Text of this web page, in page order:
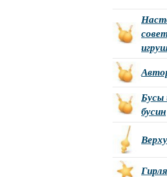
Бусы
бусин